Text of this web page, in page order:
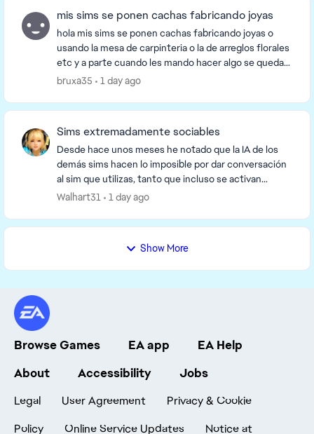
mis sims se ponen cachas fabricando joyas
hola mis sims se ponen cachas fabricando joyas o
usando la mesa de carpinteria o la de arreglos florales
etc y a parte cuando les mando hacer algo se quedan
parados tardan en moverse y en los ordena...
bruxa35 1 day ago
Sims extremadamente sociables
Desde hace unos meses he notado que la IA de los
demás sims hacen lo imposible por dar conversación
al sim que utilizas, tanto que incluso se activan
conversaciones estando el sim controlado en una h...
Walhart31 1 day ago
Show More
Browse Games EA app
EA Help
About
Accessibility Jobs
Legal User Agreement
Privacy & Cookie
Policy
Online Service Updates Notice at